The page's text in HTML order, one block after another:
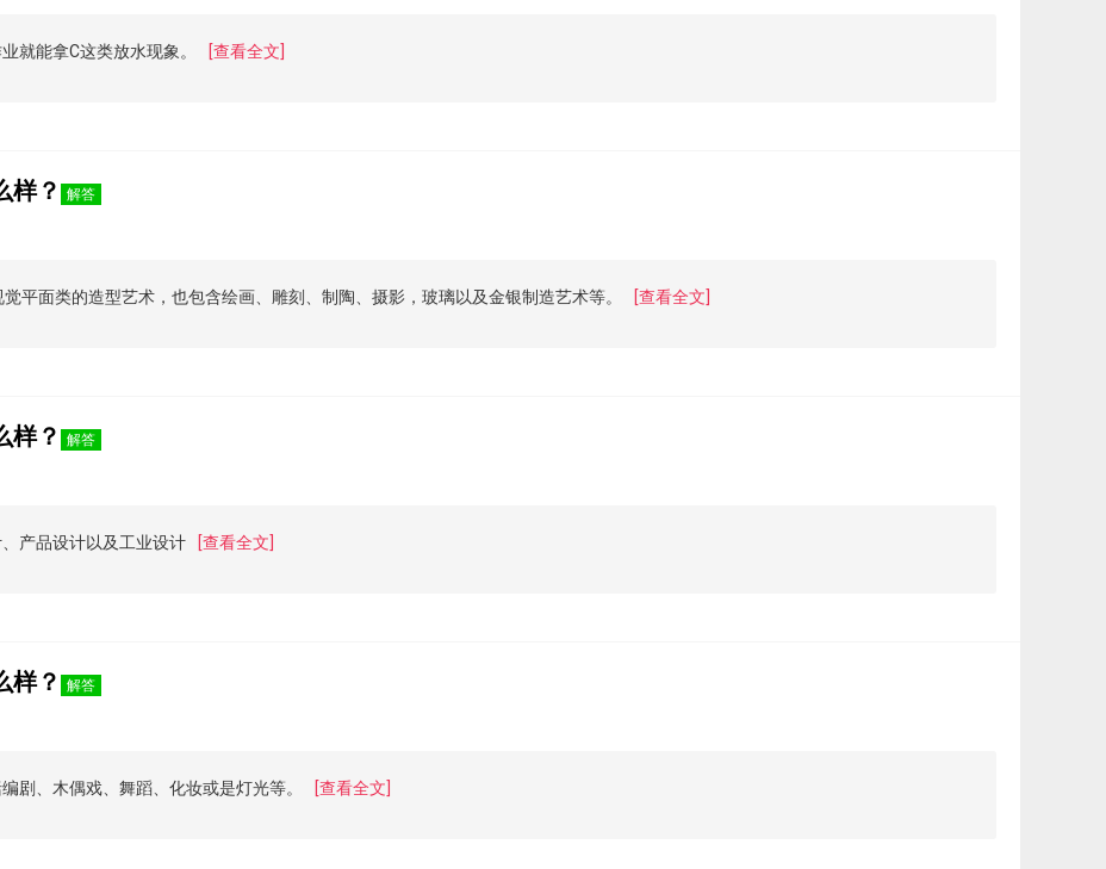
就能拿C这类放水现象。 [查看全文]
样？ 解答
平面类的造型艺术，也包含绘画、雕刻、制陶、摄影，玻璃以及金银制造艺术等。 [查看全文]
样？ 解答
产品设计以及工业设计 [查看全文]
样？ 解答
剧、木偶戏、舞蹈、化妆或是灯光等。 [查看全文]